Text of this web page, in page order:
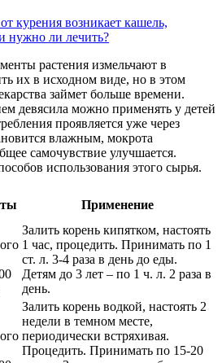
курения возникает кашель,
нужно ли лечить?
растения измельчают в
их в исходном виде, но в этом
займет больше времени.
девясила можно применять у детей
проявляется уже через
влажным, мокрота
самочувствие улучшается.
использования этого сырья.
Применение
Залить корень кипятком, настоять
1 час, процедить. Принимать по 1
ст. л. 3-4 раза в день до еды.
Детям до 3 лет – по 1 ч. л. 2 раза в
день.
Залить корень водкой, настоять 2
недели в темном месте,
периодически встряхивая.
Процедить. Принимать по 15-20